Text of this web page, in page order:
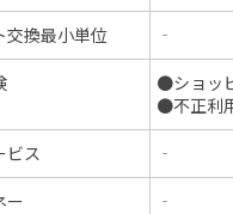
交換最小単位
‐
●ショッ
●不正利
ビス
‐
ー
‐